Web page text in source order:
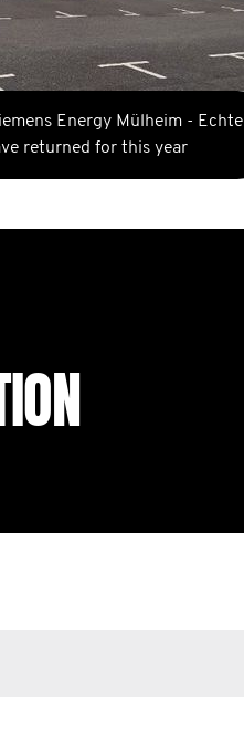
Energy Mülheim - Echte
returned for this year